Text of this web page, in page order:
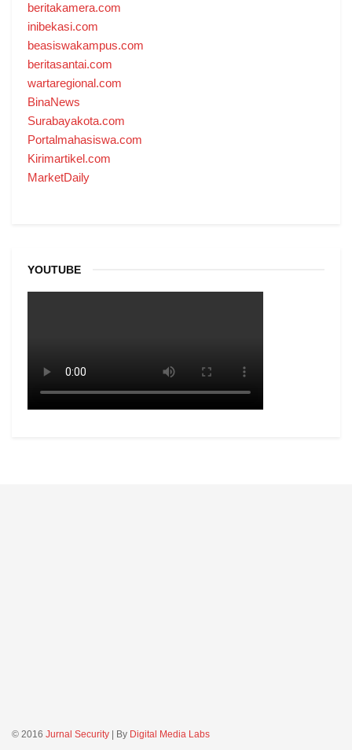
beritakamera.com
inibekasi.com
beasiswakampus.com
beritasantai.com
wartaregional.com
BinaNews
Surabayakota.com
Portalmahasiswa.com
Kirimartikel.com
MarketDaily
YOUTUBE
© 2016 Jurnal Security | By Digital Media Labs